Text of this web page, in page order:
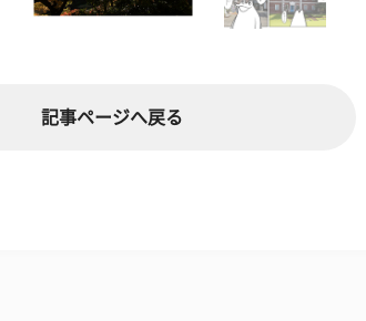
記事ページへ戻る